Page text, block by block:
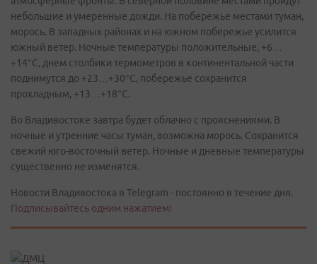
небольшие и умеренные дожди. На побережье местами туман,
морось. В западных районах и на южном побережье усилится
южный ветер. Ночные температуры положительные, +6…
+14°С, днем столбики термометров в континентальной части
поднимутся до +23…+30°С, побережье сохранится
прохладным, +13…+18°С.
Во Владивостоке завтра будет облачно с прояснениями. В
ночные и утренние часы туман, возможна морось. Сохранится
свежий юго-восточный ветер. Ночные и дневные температуры
существенно не изменятся.
Новости Владивостока в Telegram - постоянно в течение дня.
Подписывайтесь одним нажатием!